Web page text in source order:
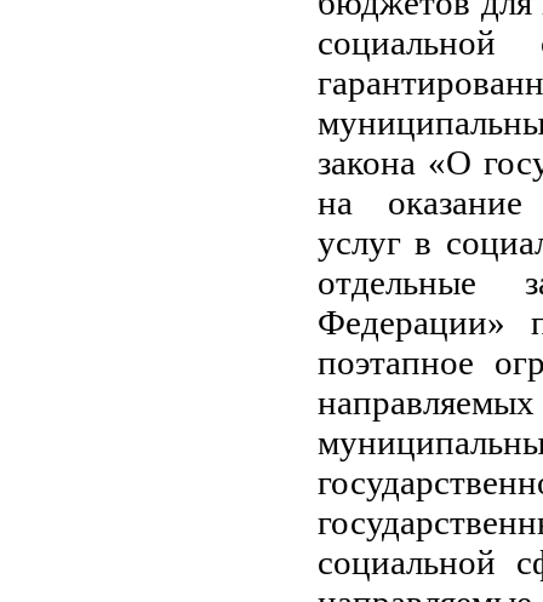
закона «О
на оказание
услуг в
отдельные
Федерации»
поэтапное
социальной